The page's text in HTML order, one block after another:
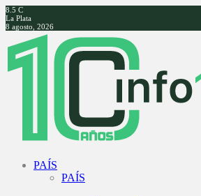
8.5 C
La Plata
8 agosto, 2026
Facebook
Twitter
Instagram
Youtube
PAÍS
PAÍS